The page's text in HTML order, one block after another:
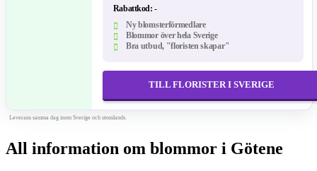
Rabattkod: -
Ny blomsterförmedlare
Blommor över hela Sverige
Bra utbud, "floristen skapar"
TILL FLORISTER I SVERIGE
Leverans samma dag inom Sverige och utomlands.
All information om blommor i Götene